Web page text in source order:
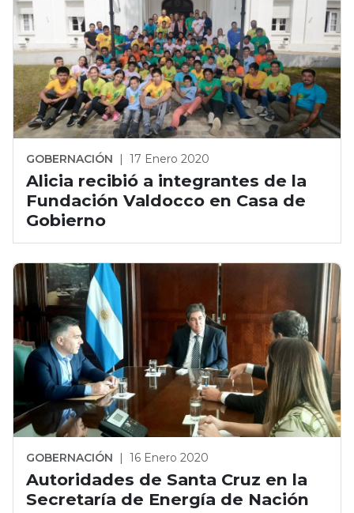
GOBERNACIÓN | 17 Enero 2020
Alicia recibió a integrantes de la
Fundación Valdocco en Casa de
Gobierno
GOBERNACIÓN | 16 Enero 2020
Autoridades de Santa Cruz en la
Secretaría de Energía de Nación